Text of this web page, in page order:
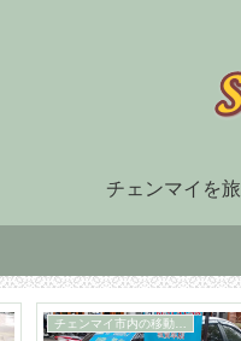
チェンマイを
TM30